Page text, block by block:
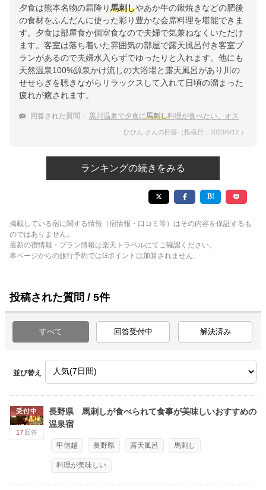
夕食は熊本名物の霜降り馬刺しやあか牛の鍬焼きなどの肥後
の食材をふんだんに使った彩り豊かな会席料理を堪能できま
す。夕食は部屋食か個室食なので夫婦で気兼ねなくいただけ
ます。客室は落ち着いた雰囲気の部屋で露天風呂付き客室プ
ランがあるので夫婦水入らずでゆったりと入れます。他にも
天然温泉100%源泉かけ流しの大浴場と露天風呂があり川の
せせらぎを聴きながらリラックスして入れて日頃の溜まった
疲れが癒されます。
回答された質問： 黒川温泉で夕食に馬刺し料理が食べたい。オススメの宿を教えて！
ひひん さんの回答（投稿日：2023/5/12 ）
ランキングの続きをみる
掲載している宿に関する情報（宿情報・口コミ等）はその内容を保証するも
のではありません。
最新の宿情報・プラン情報は楽天トラベルにてご確認ください。
本ページからの旅行予約ではGポイントは加算されません。
投稿された質問 / 5件
すべて 回答受付中 解決済み
並び替え
受付中
17 回答
長野県 馬刺しが食べられて食事が美味しいおすすめの
温泉宿
甲信越 長野県 露天風呂 馬刺し
料理が美味しい